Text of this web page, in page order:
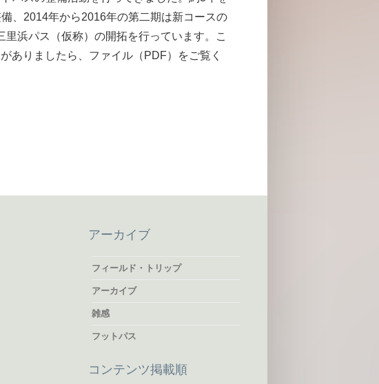
、2014年から2016年の第二期は新コースの
浜パス（仮称）の開拓を行っています。こ
ありましたら、ファイル（PDF）をご覧く
アーカイブ
フィールド・トリップ
アーカイブ
雑感
フットパス
コンテンツ掲載順